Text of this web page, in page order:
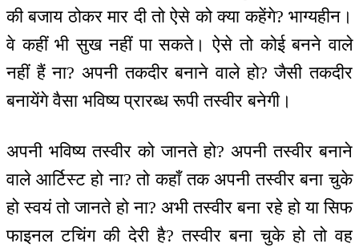
की बजाय ठोकर मार दी तो ऐसे को क्या कहेंगे? भाग्यहीन।
वे कहीं भी सुख नहीं पा सकते। ऐसे तो कोई बनने वाले
नहीं हैं ना? अपनी तकदीर बनाने वाले हो? जैसी तकदीर
बनायेंगे वैसा भविष्य प्रारब्ध रूपी तस्वीर बनेगी।
अपनी भविष्य तस्वीर को जानते हो? अपनी तस्वीर बनाने
वाले आर्टिस्ट हो ना? तो कहाँ तक अपनी तस्वीर बना चुके
हो स्वयं तो जानते हो ना? अभी तस्वीर बना रहे हो या सिफ
फाइनल टचिंग की देरी है? तस्वीर बना चुके हो तो वह